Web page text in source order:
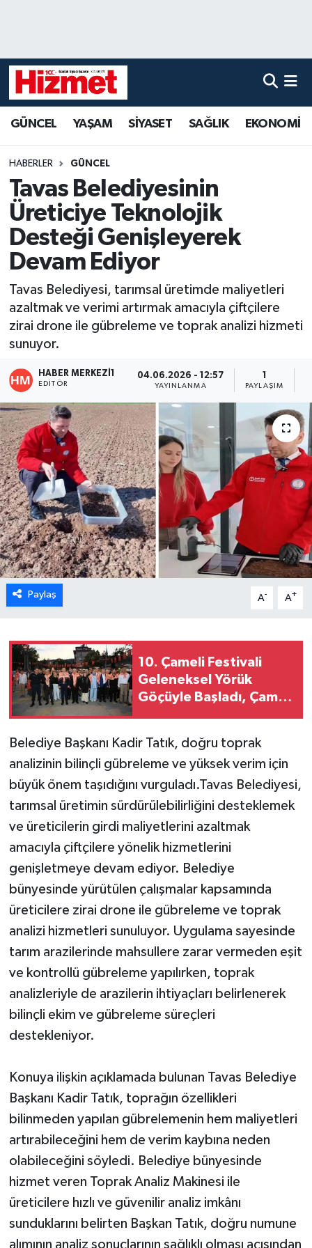
GÜNCEL YAŞAM SİYASET SAĞLIK EKONOMİ
HABERLER GÜNCEL
Tavas Belediyesinin
Üreticiye Teknolojik
Desteği Genişleyerek
Devam Ediyor
Tavas Belediyesi, tarımsal üretimde maliyetleri
azaltmak ve verimi artırmak amacıyla çiftçilere
zirai drone ile gübreleme ve toprak analizi hizmeti
sunuyor.
HABER MERKEZI1
EDITÖR
04.06.2026 - 12:57
YAYINLANMA
1
PAYLAŞIM
Paylaş A- A+
10. Çameli Festivali
Geleneksel Yörük
Göçüyle Başladı, Çameli
Belediye Başkanı Kadir Tatık, doğru toprak
analizinin bilinçli gübreleme ve yüksek verim için
büyük önem taşıdığını vurguladı.Tavas Belediyesi,
tarımsal üretimin sürdürülebilirliğini desteklemek
ve üreticilerin girdi maliyetlerini azaltmak
amacıyla çiftçilere yönelik hizmetlerini
genişletmeye devam ediyor. Belediye
bünyesinde yürütülen çalışmalar kapsamında
üreticilere zirai drone ile gübreleme ve toprak
analizi hizmetleri sunuluyor. Uygulama sayesinde
tarım arazilerinde mahsullere zarar vermeden eşit
ve kontrollü gübreleme yapılırken, toprak
analizleriyle de arazilerin ihtiyaçları belirlenerek
bilinçli ekim ve gübreleme süreçleri
destekleniyor.
Konuya ilişkin açıklamada bulunan Tavas Belediye
Başkanı Kadir Tatık, toprağın özellikleri
bilinmeden yapılan gübrelemenin hem maliyetleri
artırabileceğini hem de verim kaybına neden
olabileceğini söyledi. Belediye bünyesinde
hizmet veren Toprak Analiz Makinesi ile
üreticilere hızlı ve güvenilir analiz imkânı
sunduklarını belirten Başkan Tatık, doğru numune
alımının analiz sonuçlarının sağlıklı olması açısından
YAŞAM
SİYASET
SAĞLIK
EKONOMİ
KÜLTÜR SANAT
SPOR
MAGAZİN
ÖZEL HABER
DTO
RESMİ REKLAM
Denizli Hava Durumu
Denizli Trafik Yoğunluk Haritası
Süper Lig Puan Durumu ve Fikstür
Tüm Manşetler
Son Dakika Haberleri
Haber Arşivi